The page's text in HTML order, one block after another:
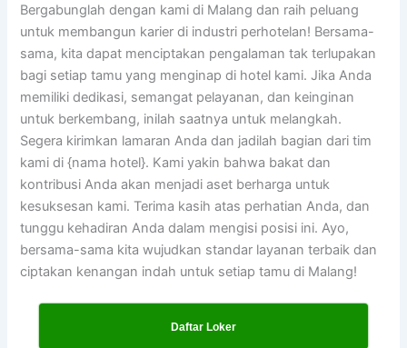
Bergabunglah dengan kami di Malang dan raih peluang
untuk membangun karier di industri perhotelan! Bersama-
sama, kita dapat menciptakan pengalaman tak terlupakan
bagi setiap tamu yang menginap di hotel kami. Jika Anda
memiliki dedikasi, semangat pelayanan, dan keinginan
untuk berkembang, inilah saatnya untuk melangkah.
Segera kirimkan lamaran Anda dan jadilah bagian dari tim
kami di {nama hotel}. Kami yakin bahwa bakat dan
kontribusi Anda akan menjadi aset berharga untuk
kesuksesan kami. Terima kasih atas perhatian Anda, dan
tunggu kehadiran Anda dalam mengisi posisi ini. Ayo,
bersama-sama kita wujudkan standar layanan terbaik dan
ciptakan kenangan indah untuk setiap tamu di Malang!
Daftar Loker